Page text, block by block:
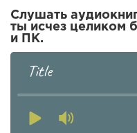
Слушать
ты исчез целиком
и ПК.
Title